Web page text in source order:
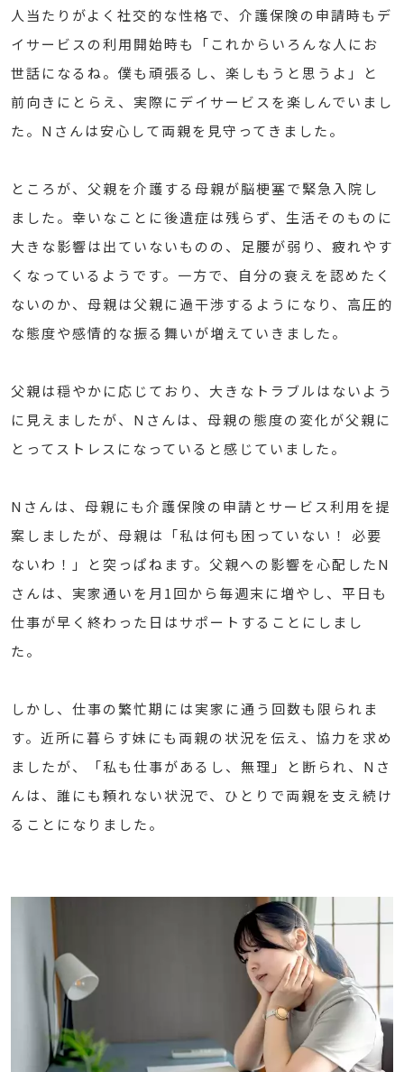
人当たりがよく社交的な性格で、介護保険の申請時もデ
イサービスの利用開始時も「これからいろんな人にお
世話になるね。僕も頑張るし、楽しもうと思うよ」と
前向きにとらえ、実際にデイサービスを楽しんでいまし
た。Nさんは安心して両親を見守ってきました。
ところが、父親を介護する母親が脳梗塞で緊急入院し
ました。幸いなことに後遺症は残らず、生活そのものに
大きな影響は出ていないものの、足腰が弱り、疲れやす
くなっているようです。一方で、自分の衰えを認めたく
ないのか、母親は父親に過干渉するようになり、高圧的
な態度や感情的な振る舞いが増えていきました。
父親は穏やかに応じており、大きなトラブルはないよう
に見えましたが、Nさんは、母親の態度の変化が父親に
とってストレスになっていると感じていました。
Nさんは、母親にも介護保険の申請とサービス利用を提
案しましたが、母親は「私は何も困っていない！ 必要
ないわ！」と突っぱねます。父親への影響を心配したN
さんは、実家通いを月1回から毎週末に増やし、平日も
仕事が早く終わった日はサポートすることにしまし
た。
しかし、仕事の繁忙期には実家に通う回数も限られま
す。近所に暮らす妹にも両親の状況を伝え、協力を求め
ましたが、「私も仕事があるし、無理」と断られ、Nさ
んは、誰にも頼れない状況で、ひとりで両親を支え続け
ることになりました。